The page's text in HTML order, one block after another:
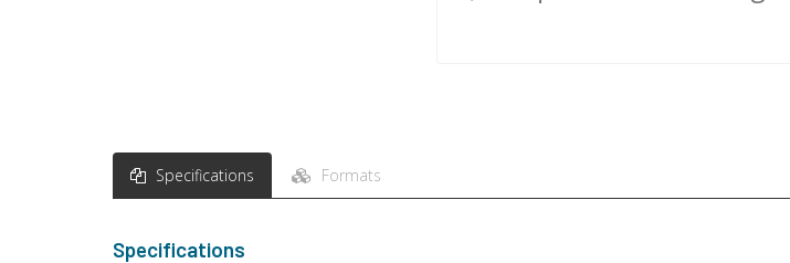
Specifications Formats
Specifications